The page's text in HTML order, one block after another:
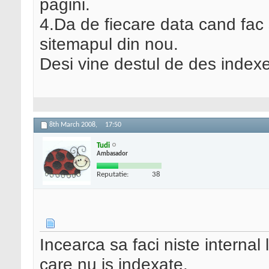
pagini.
4.Da de fiecare data cand
sitemapul din nou.
Desi vine destul de des
8th March 2008, 17:50
Tudi
Ambasador
Reputatie: 38
Incearca sa faci niste
care nu is indexate.